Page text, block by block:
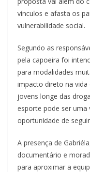
vínculos e afasta os
vulnerabilidade social.
Segundo as
pela capoeira foi
para modalidades
impacto direto na vida
jovens longe das
esporte pode ser uma
oportunidade de
A presença de
documentário e
para aproximar a